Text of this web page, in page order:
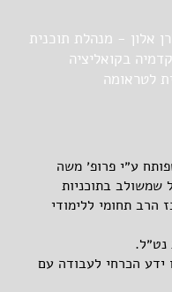
אלון - מנהלת תוכנית
בקואליציה
לטראומה
ע״י פרופ׳ משה
שמשולב בתוכניות
הרב תחומי ללימודי
ידע הכרחי לעבודה עם